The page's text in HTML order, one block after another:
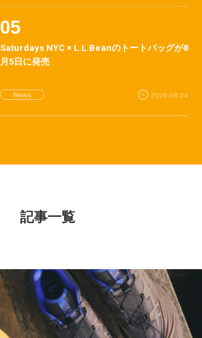
Saturdays NYC × L.L.Beanのトートバッグが8
月5日に発売
News 2026.08.04
記事一覧